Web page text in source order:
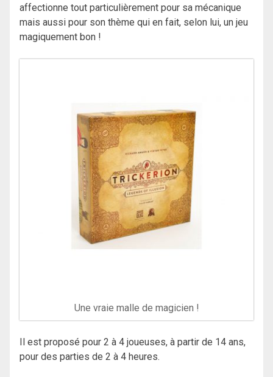
affectionne tout particulièrement pour sa mécanique
mais aussi pour son thème qui en fait, selon lui, un jeu
magiquement bon !
Une vraie malle de magicien !
Il est proposé pour 2 à 4 joueuses, à partir de 14 ans,
pour des parties de 2 à 4 heures.